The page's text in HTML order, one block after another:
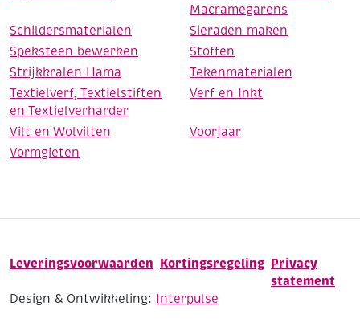
Macramegarens
Schildersmaterialen
Sieraden maken
Speksteen bewerken
Stoffen
Strijkkralen Hama
Tekenmaterialen
Textielverf, Textielstiften
en Textielverharder
Verf en Inkt
Vilt en Wolvilten
Voorjaar
Vormgieten
Leveringsvoorwaarden Kortingsregeling Privacy
statement
Design & Ontwikkeling: Interpulse